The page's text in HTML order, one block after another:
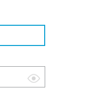
表